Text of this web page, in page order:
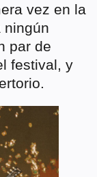
vez en la
ningún
par de
festival, y